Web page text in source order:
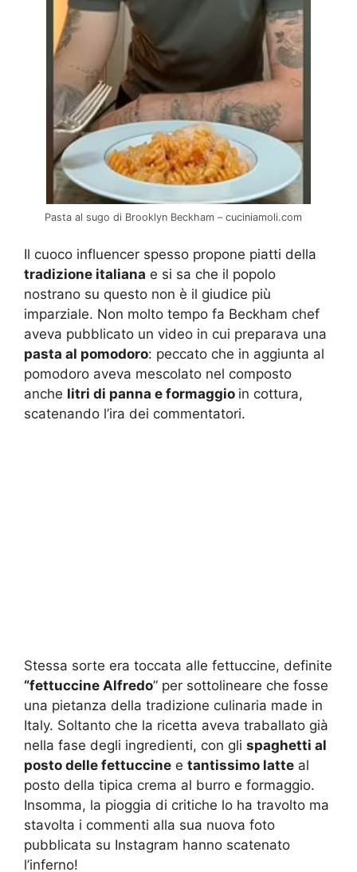
Pasta al sugo di Brooklyn Beckham – cuciniamoli.com
Il cuoco influencer spesso propone piatti della
tradizione italiana e si sa che il popolo
nostrano su questo non è il giudice più
imparziale. Non molto tempo fa Beckham chef
aveva pubblicato un video in cui preparava una
pasta al pomodoro: peccato che in aggiunta al
pomodoro aveva mescolato nel composto
anche litri di panna e formaggio in cottura,
scatenando l’ira dei commentatori.
Stessa sorte era toccata alle fettuccine, definite
“fettuccine Alfredo” per sottolineare che fosse
una pietanza della tradizione culinaria made in
Italy. Soltanto che la ricetta aveva traballato già
nella fase degli ingredienti, con gli spaghetti al
posto delle fettuccine e tantissimo latte al
posto della tipica crema al burro e formaggio.
Insomma, la pioggia di critiche lo ha travolto ma
stavolta i commenti alla sua nuova foto
pubblicata su Instagram hanno scatenato
l’inferno!